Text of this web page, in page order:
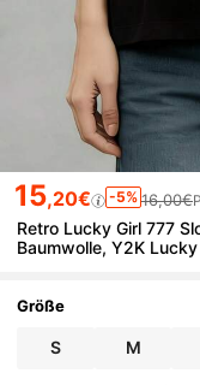
15,20€ -5% 16,00€
Retro Lucky Girl 777
Baumwolle, Y2K
Größe
S M